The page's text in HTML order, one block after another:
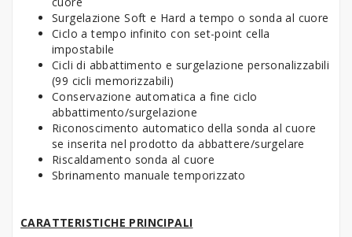
Surgelazione Soft e Hard a tempo o sonda al cuore
Ciclo a tempo infinito con set-point cella
impostabile
Cicli di abbattimento e surgelazione personalizzabili
(99 cicli memorizzabili)
Conservazione automatica a fine ciclo
abbattimento/surgelazione
Riconoscimento automatico della sonda al cuore
se inserita nel prodotto da abbattere/surgelare
Riscaldamento sonda al cuore
Sbrinamento manuale temporizzato
CARATTERISTICHE PRINCIPALI